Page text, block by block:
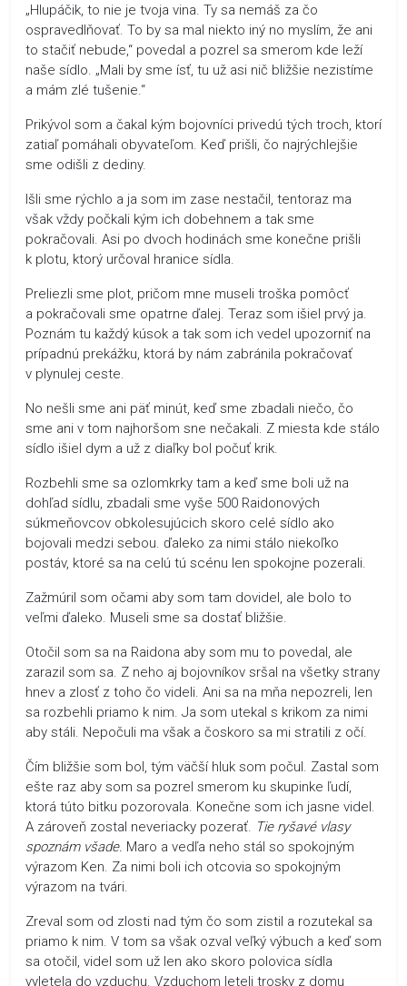
„Hlupáčik, to nie je tvoja vina. Ty sa nemáš za čo
ospravedlňovať. To by sa mal niekto iný no myslím, že ani
to stačiť nebude,“ povedal a pozrel sa smerom kde leží
naše sídlo. „Mali by sme ísť, tu už asi nič bližšie nezistíme
a mám zlé tušenie.“
Prikývol som a čakal kým bojovníci privedú tých troch, ktorí
zatiaľ pomáhali obyvateľom. Keď prišli, čo najrýchlejšie
sme odišli z dediny.
Išli sme rýchlo a ja som im zase nestačil, tentoraz ma
však vždy počkali kým ich dobehnem a tak sme
pokračovali. Asi po dvoch hodinách sme konečne prišli
k plotu, ktorý určoval hranice sídla.
Preliezli sme plot, pričom mne museli troška pomôcť
a pokračovali sme opatrne ďalej. Teraz som išiel prvý ja.
Poznám tu každý kúsok a tak som ich vedel upozorniť na
prípadnú prekážku, ktorá by nám zabránila pokračovať
v plynulej ceste.
No nešli sme ani päť minút, keď sme zbadali niečo, čo
sme ani v tom najhoršom sne nečakali. Z miesta kde stálo
sídlo išiel dym a už z diaľky bol počuť krik.
Rozbehli sme sa ozlomkrky tam a keď sme boli už na
dohľad sídlu, zbadali sme vyše 500 Raidonových
súkmeňovcov obkolesujúcich skoro celé sídlo ako
bojovali medzi sebou. ďaleko za nimi stálo niekoľko
postáv, ktoré sa na celú tú scénu len spokojne pozerali.
Zažmúril som očami aby som tam dovidel, ale bolo to
veľmi ďaleko. Museli sme sa dostať bližšie.
Otočil som sa na Raidona aby som mu to povedal, ale
zarazil som sa. Z neho aj bojovníkov sršal na všetky strany
hnev a zlosť z toho čo videli. Ani sa na mňa nepozreli, len
sa rozbehli priamo k nim. Ja som utekal s krikom za nimi
aby stáli. Nepočuli ma však a čoskoro sa mi stratili z očí.
Čím bližšie som bol, tým väčší hluk som počul. Zastal som
ešte raz aby som sa pozrel smerom ku skupinke ľudí,
ktorá túto bitku pozorovala. Konečne som ich jasne videl.
A zároveň zostal neveriacky pozerať. Tie ryšavé vlasy
spoznám všade. Maro a vedľa neho stál so spokojným
výrazom Ken. Za nimi boli ich otcovia so spokojným
výrazom na tvári.
Zreval som od zlosti nad tým čo som zistil a rozutekal sa
priamo k nim. V tom sa však ozval veľký výbuch a keď som
sa otočil, videl som už len ako skoro polovica sídla
vyletela do vzduchu. Vzduchom leteli trosky z domu